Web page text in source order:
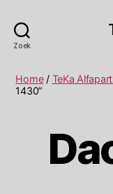
Zoek
Home/ TeKa
1430”